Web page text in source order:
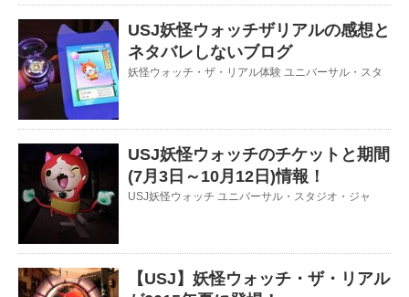
USJ妖怪ウォッチザリアルの感想と
ネタバレしないブログ
妖怪ウォッチ・ザ・リアル体験 ユニバーサル・スタ
USJ妖怪ウォッチのチケットと期間
(7月3日～10月12日)情報！
USJ妖怪ウォッチ ユニバーサル・スタジオ・ジャ
【USJ】妖怪ウォッチ・ザ・リアル